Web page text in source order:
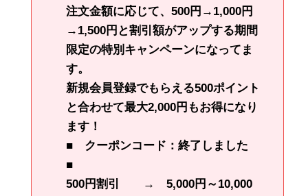
注文金額に応じて、500円→1,000円
→1,500円と割引額がアップする期間
限定の特別キャンペーンになってま
す。
新規会員登録でもらえる500ポイント
と合わせて最大2,000円もお得になり
ます！
■ クーポンコード：終了しました
■
500円割引 → 5,000円～10,000